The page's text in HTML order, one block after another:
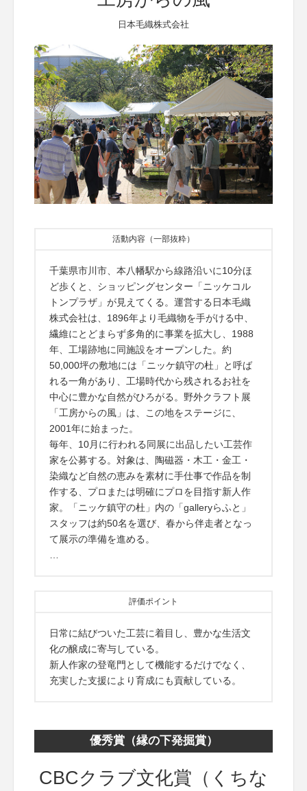
日本毛織株式会社
活動内容（一部抜粋）
千葉県市川市、本八幡駅から線路沿いに10分ほ
ど歩くと、ショッピングセンター「ニッケコル
トンプラザ」が見えてくる。運営する日本毛織
株式会社は、1896年より毛織物を手がける中、
繊維にとどまらず多角的に事業を拡大し、1988
年、工場跡地に同施設をオープンした。約
50,000坪の敷地には「ニッケ鎮守の杜」と呼ば
れる一角があり、工場時代から残されるお社を
中心に豊かな自然がひろがる。野外クラフト展
「工房からの風」は、この地をステージに、
2001年に始まった。
毎年、10月に行われる同展に出品したい工芸作
家を公募する。対象は、陶磁器・木工・金工・
染織など自然の恵みを素材に手仕事で作品を制
作する、プロまたは明確にプロを目指す新人作
家。「ニッケ鎮守の杜」内の「galleryらふと」
スタッフは約50名を選び、春から伴走者となっ
て展示の準備を進める。
評価ポイント
日常に結びついた工芸に着目し、豊かな生活文
化の醸成に寄与している。
新人作家の登竜門として機能するだけでなく、
充実した支援により育成にも貢献している。
優秀賞（縁の下発掘賞）
CBCクラブ文化賞（くちな